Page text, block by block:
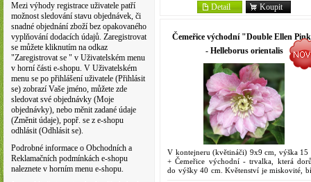
Mezi výhody registrace uživatele patří
možnost sledování stavu objednávek, či
snadné objednání zboží bez opakovaného
vyplňování dodacích údajů. Zaregistrovat
se můžete kliknutím na odkaz
"Zaregistrovat se " v Uživatelském menu
v horní části e-shopu. V Uživatelském
menu se po přihlášení uživatele (Přihlásit
se) zobrazí Vaše jméno, můžete zde
sledovat své objednávky (Moje
objednávky), nebo měnit zadané údaje
(Změnit údaje), popř. se z e-shopu
odhlásit (Odhlásit se).
Podrobné informace o Obchodních a
Reklamačních podmínkách e-shopu
naleznete v horním menu e-shopu.
Koupit
Detail
Čemeřice východní "Double Ellen
- Helleborus orientalis
V kontejneru (květináči) 9x9 cm, výška 15
+ Čemeřice východní - trvalka, která
do výšky 40 cm. Květenství je miskovité,